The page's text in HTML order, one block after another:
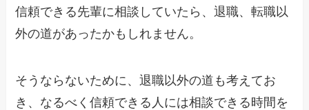
信頼できる先輩に相談していたら、退職、転職以
外の道があったかもしれません。
そうならないために、退職以外の道も考えてお
き、なるべく信頼できる人には相談できる時間を